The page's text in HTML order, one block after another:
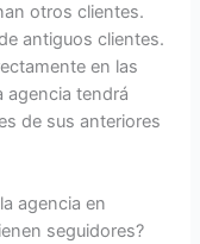
otros clientes.
antiguos clientes.
en las
agencia tendrá
de sus anteriores
agencia en
seguidores?